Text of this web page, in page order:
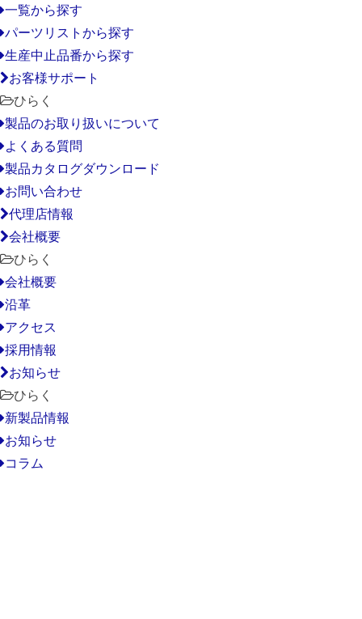
一覧から探す
パーツリストから探す
生産中止品番から探す
お客様サポート
ひらく
製品のお取り扱いについて
よくある質問
製品カタログダウンロード
お問い合わせ
代理店情報
会社概要
ひらく
会社概要
沿革
アクセス
採用情報
お知らせ
ひらく
新製品情報
お知らせ
コラム